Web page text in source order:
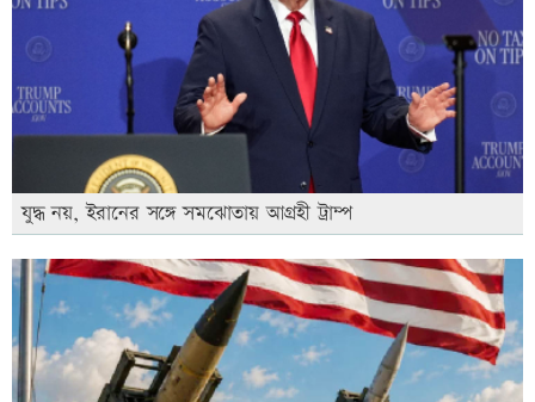
যুদ্ধ নয়, ইরানের সঙ্গে সমঝোতায় আগ্রহী ট্রাম্প